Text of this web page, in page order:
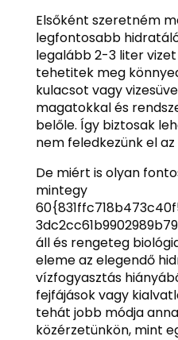
Elsőként szeretném
legfontosabb
legalább 2-3 liter
tehetitek meg
kulacsot vagy
magatokkal és
belőle. Így biztosak
nem feledkezünk el az
De miért is olyan
mintegy
áll és rengeteg
eleme az elegendő
vízfogyasztás
fejfájások vagy
tehát jobb módja
közérzetünkön, mint